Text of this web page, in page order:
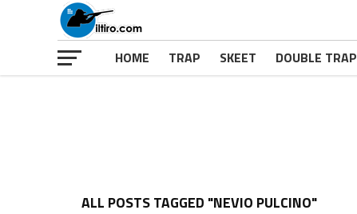
HOME TRAP SKEET DOUBLE TRAP
ALL POSTS TAGGED "NEVIO PULCINO"